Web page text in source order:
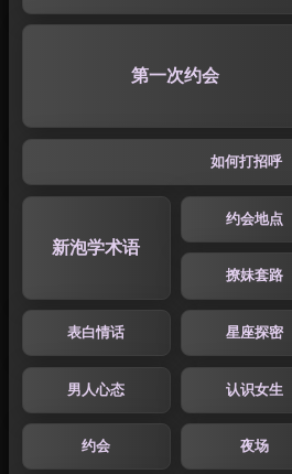
第一次约会
如何打招呼
新泡学术语
约会地点
撩妹套路
表白情话 星座探密
男人心态 认识女生
约会 夜场